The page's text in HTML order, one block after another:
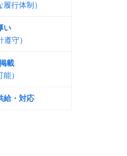
履行体制）
い
遵守）
載
）
給・対応